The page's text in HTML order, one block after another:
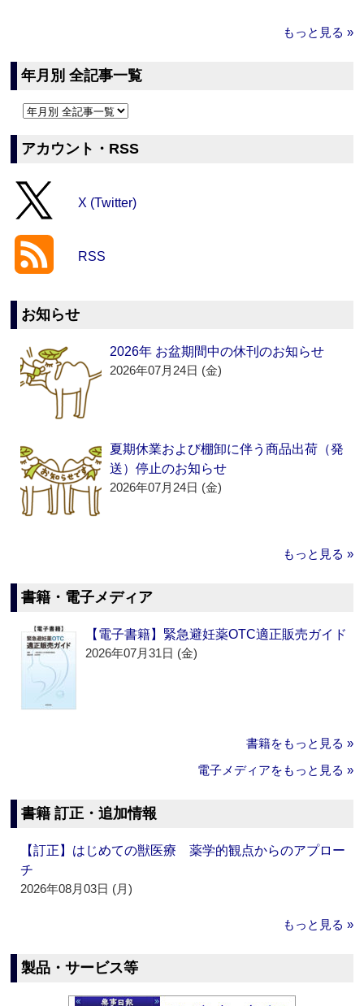
もっと見る »
年月別 全記事一覧
アカウント・RSS
X (Twitter)
RSS
お知らせ
2026年 お盆期間中の休刊のお知らせ
2026年07月24日 (金)
夏期休業および棚卸に伴う商品出荷（発
送）停止のお知らせ
2026年07月24日 (金)
もっと見る »
書籍・電子メディア
【電子書籍】緊急避妊薬OTC適正販売ガイド
2026年07月31日 (金)
書籍をもっと見る »
電子メディアをもっと見る »
書籍 訂正・追加情報
【訂正】はじめての獣医療 薬学的観点からのアプロー
チ
2026年08月03日 (月)
もっと見る »
製品・サービス等